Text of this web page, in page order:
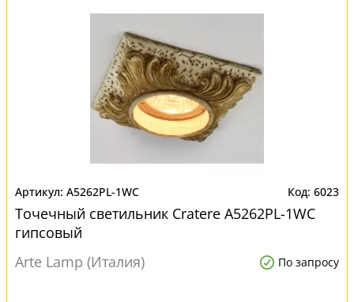
A5262PL-1WC 6023
Точечный светильник Cratere A5262PL-1WC
гипсовый
Arte Lamp (Италия)
По запросу